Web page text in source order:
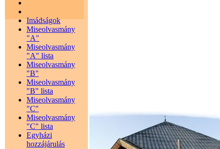
Imádságok
Miseolvasmány
"A"
Miseolvasmány
"A" lista
Miseolvasmány
"B"
Miseolvasmány
"B" lista
Miseolvasmány
"C"
Miseolvasmány
"C" lista
Egyházi
hozzájárulás